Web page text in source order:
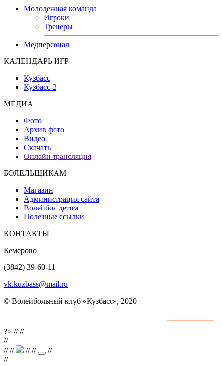
Молодежная команда
Игроки
Тренеры
Медперсонал
КАЛЕНДАРЬ ИГР
Кузбасс
Кузбасс-2
МЕДИА
Фото
Архив фото
Видео
Скачать
Онлайн трансляция
БОЛЕЛЬЩИКАМ
Магазин
Администрация сайта
Волейбол детям
Полезные ссылки
КОНТАКТЫ
Кемерово
(3842) 39-60-11
vk.kuzbass@mail.ru
© Волейбольный клуб «Кузбасс», 2020
?> ////
//
//// ////
//
//